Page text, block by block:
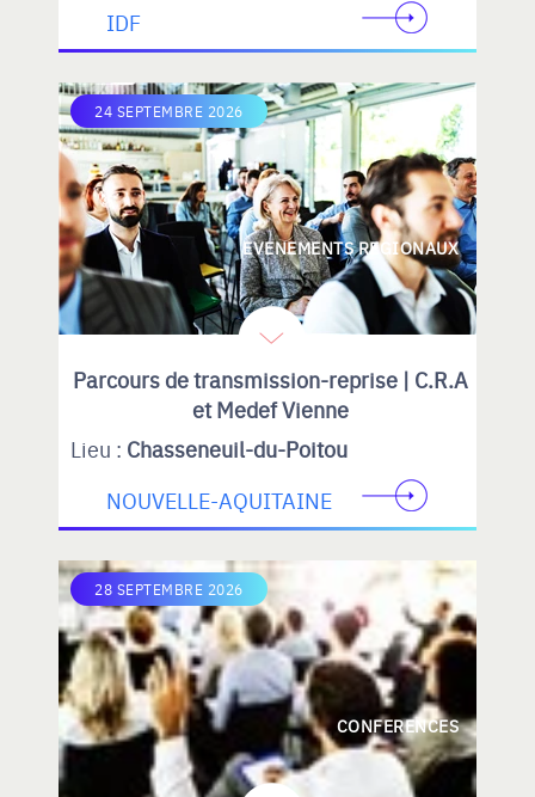
IDF
24 SEPTEMBRE 2026
EVENEMENTS REGIONAUX
Parcours de transmission-reprise | C.R.A
et Medef Vienne
Lieu : Chasseneuil-du-Poitou
NOUVELLE-AQUITAINE
28 SEPTEMBRE 2026
CONFERENCES